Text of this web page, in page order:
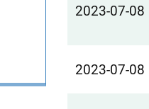
2023-07-08
2023-07-08